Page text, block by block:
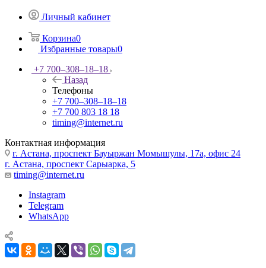
Личный кабинет
Корзина0
Избранные товары0
+7 700‒308‒18‒18
Назад
Телефоны
+7 700‒308‒18‒18
+7 700 803 18 18
timing@internet.ru
Контактная информация
г. Астана, проспект Бауыржан Момышулы, 17а, офис 24
г. Астана, проспект Сарыарка, 5
timing@internet.ru
Instagram
Telegram
WhatsApp